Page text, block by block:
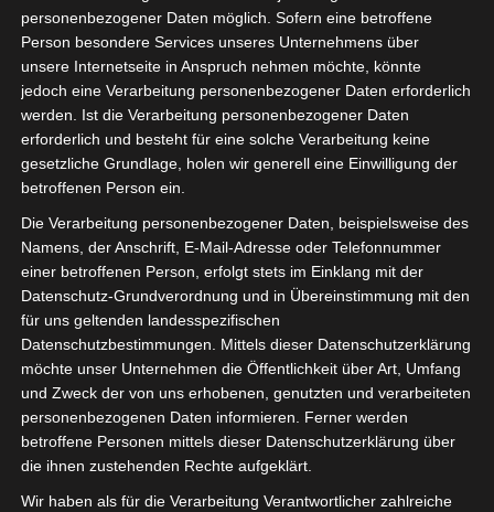
Saison beginnt am am 19./20.
September 2026
Internationaler Sportgerichtshof
lehnt Eilverfahren ab – AS Soliman
steuert auf die Ligue 2 zu
tunesienfussball.de
Tunesien Ligafußball
von Google Adsense (Google Ireland Limited, Gordon House, Barrow
Ireland) benötigen wir laut DSGVO Ihre Zustimmung. Es werden seitens
Daten erhoben, verarbeitet und gespeichert. Welche Daten genau
bitte den Datenschutzbedingungen.
Google Adsenseist deaktiviert. ✓ Erlauben Datenschutzbedingungen
Sie befinden sich hier:Startseite»News»Fußball»
Welt» Afrika»Tunesien »Ligen»Ligue 1»Spieltag 6
der Ligue 1 Pro Tunesien 2022/2023 – Gruppenphase
personenbezogener Daten möglich. Sofern eine betroffene
Person besondere Services unseres Unternehmens über
unsere Internetseite in Anspruch nehmen möchte, könnte
jedoch eine Verarbeitung personenbezogener Daten erforderlich
werden. Ist die Verarbeitung personenbezogener Daten
erforderlich und besteht für eine solche Verarbeitung keine
gesetzliche Grundlage, holen wir generell eine Einwilligung der
betroffenen Person ein.
Die Verarbeitung personenbezogener Daten, beispielsweise des
Namens, der Anschrift, E-Mail-Adresse oder Telefonnummer
einer betroffenen Person, erfolgt stets im Einklang mit der
Datenschutz-Grundverordnung und in Übereinstimmung mit den
für uns geltenden landesspezifischen
Datenschutzbestimmungen. Mittels dieser Datenschutzerklärung
möchte unser Unternehmen die Öffentlichkeit über Art, Umfang
und Zweck der von uns erhobenen, genutzten und verarbeiteten
personenbezogenen Daten informieren. Ferner werden
betroffene Personen mittels dieser Datenschutzerklärung über
die ihnen zustehenden Rechte aufgeklärt.
Wir haben als für die Verarbeitung Verantwortlicher zahlreiche